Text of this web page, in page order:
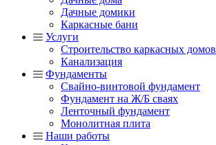
Дачные домики
Каркасные бани
Услуги
Строительство каркасных домов
Канализация
Фундаменты
Свайно-винтовой фундамент
Фундамент на Ж/Б сваях
Ленточный фундамент
Монолитная плита
Наши работы